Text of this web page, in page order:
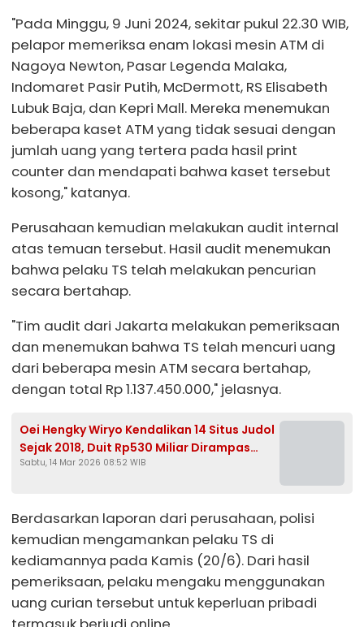
"Pada Minggu, 9 Juni 2024, sekitar pukul 22.30 WIB,
pelapor memeriksa enam lokasi mesin ATM di
Nagoya Newton, Pasar Legenda Malaka,
Indomaret Pasir Putih, McDermott, RS Elisabeth
Lubuk Baja, dan Kepri Mall. Mereka menemukan
beberapa kaset ATM yang tidak sesuai dengan
jumlah uang yang tertera pada hasil print
counter dan mendapati bahwa kaset tersebut
kosong," katanya.
Perusahaan kemudian melakukan audit internal
atas temuan tersebut. Hasil audit menemukan
bahwa pelaku TS telah melakukan pencurian
secara bertahap.
"Tim audit dari Jakarta melakukan pemeriksaan
dan menemukan bahwa TS telah mencuri uang
dari beberapa mesin ATM secara bertahap,
dengan total Rp 1.137.450.000," jelasnya.
Oei Hengky Wiryo Kendalikan 14 Situs Judol
Sejak 2018, Duit Rp530 Miliar Dirampas
Negara
Sabtu, 14 Mar 2026 08:52 WIB
Berdasarkan laporan dari perusahaan, polisi
kemudian mengamankan pelaku TS di
kediamannya pada Kamis (20/6). Dari hasil
pemeriksaan, pelaku mengaku menggunakan
uang curian tersebut untuk keperluan pribadi